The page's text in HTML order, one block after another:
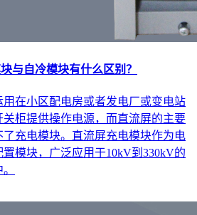
与自冷模块有什么区别？
用在小区配电房或者发电厂或变电站
柜提供操作电源，而直流屏的主要
了充电模块。直流屏充电模块作为电
模块，广泛应用于10kV到330kV的